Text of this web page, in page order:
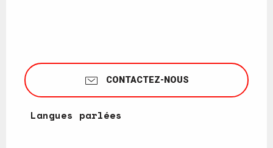
CONTACTEZ-NOUS
Langues parlées
Langues parlées